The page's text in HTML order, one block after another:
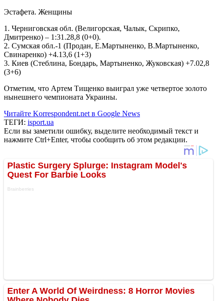
Эстафета. Женщины
1. Черниговская обл. (Велигорская, Чалык, Скрипко,
Дмитренко) – 1:31.28,8 (0+0).
2. Сумская обл.-1 (Продан, Е.Мартыненко, В.Мартыненко,
Свинаренко) +4.13,6 (1+3)
3. Киев (Стеблина, Бондарь, Мартыненко, Жуковская) +7.02,8
(3+6)
Отметим, что Артем Тищенко выиграл уже четвертое золото
нынешнего чемпионата Украины.
Читайте Korrespondent.net в Google News
ТЕГИ: isport.ua
Если вы заметили ошибку, выделите необходимый текст и
нажмите Ctrl+Enter, чтобы сообщить об этом редакции.